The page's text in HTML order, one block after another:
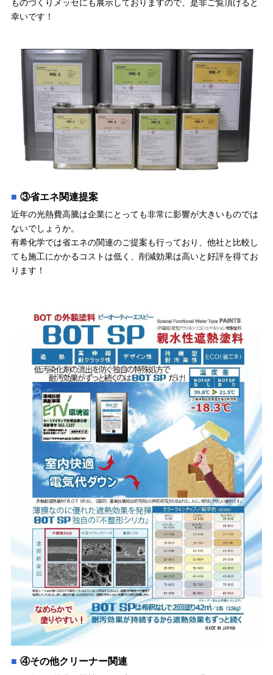
ものづくりメッセにも展示しておりますので、是非ご覧頂けると
幸いです！
③省エネ関連提案
近年の光熱費高騰は企業にとっても非常に影響が大きいものでは
ないでしょうか。
有希化学では省エネの関連のご提案も行っており、他社と比較し
ても施工にかかるコストは低く、削減効果は高いと好評を得てお
ります！
④その他クリーナー関連